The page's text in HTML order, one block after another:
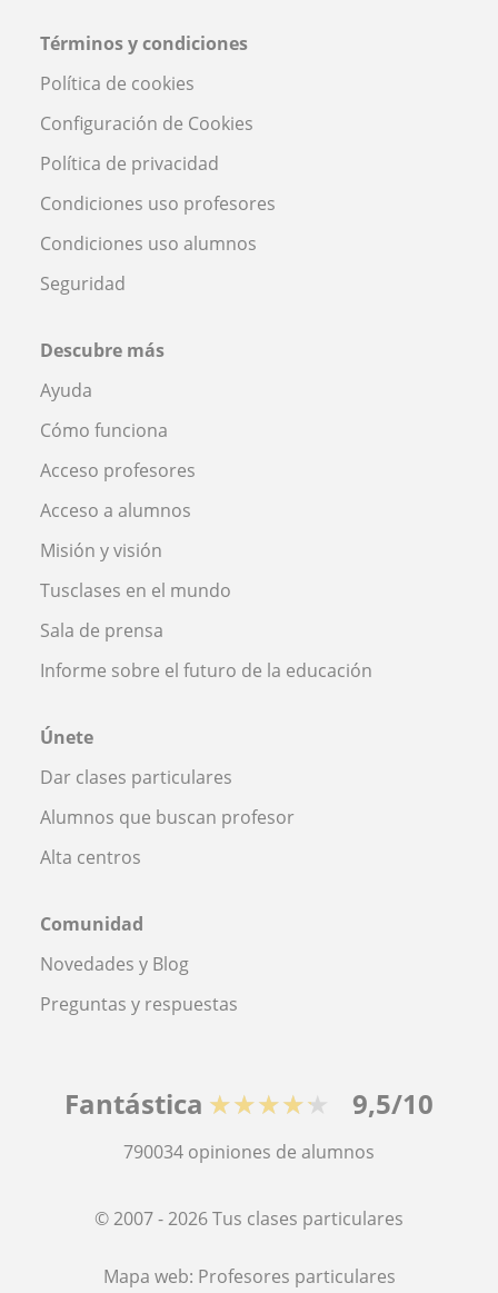
Términos y condiciones
Política de cookies
Configuración de Cookies
Política de privacidad
Condiciones uso profesores
Condiciones uso alumnos
Seguridad
Descubre más
Ayuda
Cómo funciona
Acceso profesores
Acceso a alumnos
Misión y visión
Tusclases en el mundo
Sala de prensa
Informe sobre el futuro de la educación
Únete
Dar clases particulares
Alumnos que buscan profesor
Alta centros
Comunidad
Novedades y Blog
Preguntas y respuestas
Fantástica ★★★★★ 9,5/10
790034 opiniones de alumnos
© 2007 - 2026 Tus clases particulares
Mapa web: Profesores particulares